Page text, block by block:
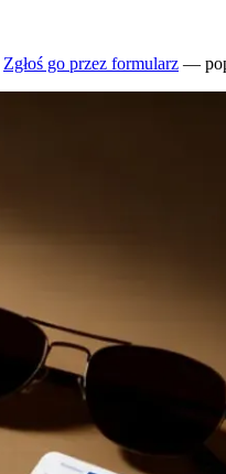
Zgłoś go przez formularz —